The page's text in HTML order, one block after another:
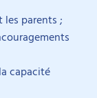
les parents ;
capacité